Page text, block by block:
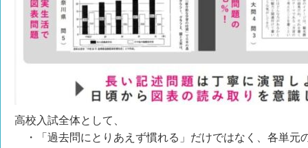
高校入試全体として、
・「過去問にとりあえず慣れる」だけではなく、各単元